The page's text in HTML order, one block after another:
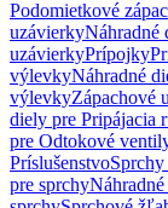
Podomietkové
uzávierkyNáhradné
uzávierkyPrípojky
výlevkyNáhradné
výlevkyZápachové
diely pre Pripájacia
pre Odtokové
Príslušenstvo
pre sprchy